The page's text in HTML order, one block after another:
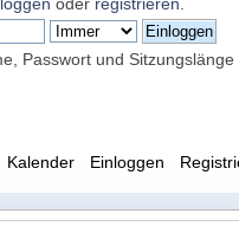
Passwort und Sitzungslänge
Kalender Einloggen